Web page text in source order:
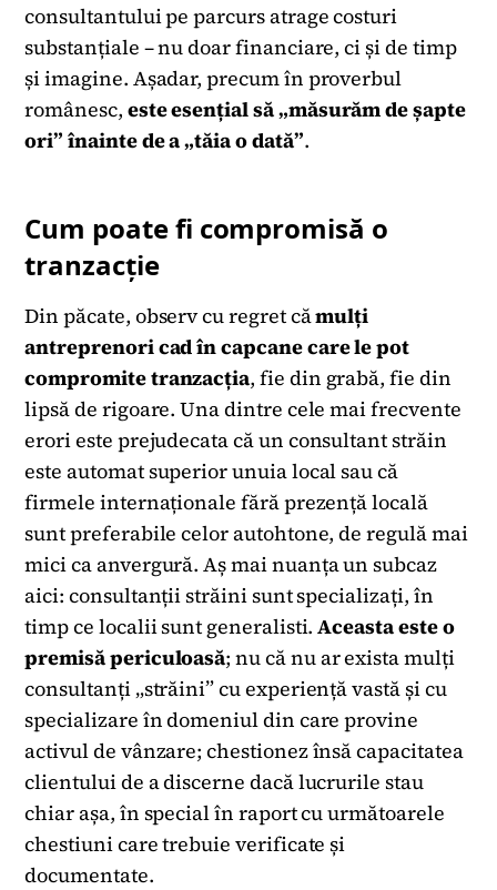
consultantului pe parcurs atrage costuri
substanțiale – nu doar financiare, ci și de timp
și imagine. Așadar, precum în proverbul
românesc, este esențialsă „măsurăm de șapte
ori” înainte de a „tăia o dată”.
Cum poate fi compromisă o
tranzacție
Din păcate, observ cu regret cămulți
antreprenori cad în capcane care le pot
compromite tranzacția, fie din grabă, fie din
lipsă de rigoare. Una dintre cele mai frecvente
erori este prejudecata că un consultant străin
este automat superior unuia local sau că
firmele internaționale fără prezență locală
sunt preferabile celor autohtone, de regulă mai
mici ca anvergură. Aș mai nuanța un subcaz
aici: consultanții străini sunt specializați, în
timp ce localii sunt generalisti.Aceasta este o
premisă periculoasă; nu că nu ar exista mulți
consultanți „străini” cu experiență vastă și cu
specializare în domeniul din care provine
activul de vânzare; chestionez însă capacitatea
clientului de a discerne dacă lucrurile stau
chiar așa, în special în raport cu următoarele
chestiuni care trebuie verificate și
documentate.